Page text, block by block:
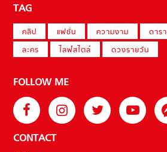
TAG
คลิป แฟชั่น ความงาม ดารา
ละคร
ไลฟ์สไตล์ ดวงรายวัน
FOLLOW ME
CONTACT